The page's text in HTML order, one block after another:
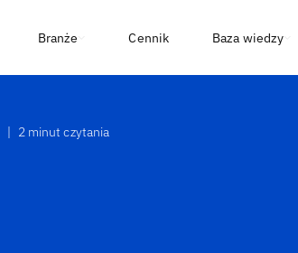
Branże Cennik Baza wiedzy
| 2 minut czytania